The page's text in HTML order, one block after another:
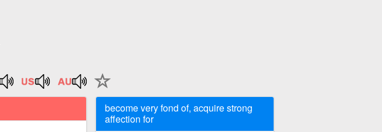
become very fond of, acquire strong
affection for